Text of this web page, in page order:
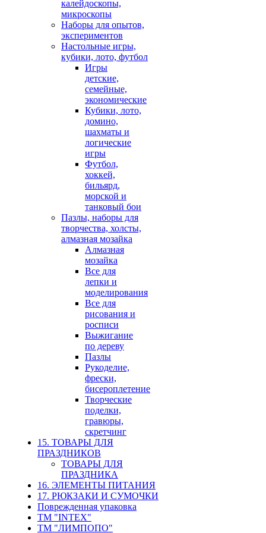
калейдоскопы,
микроскопы
Наборы для опытов,
экспериментов
Настольные игры,
кубики, лото, футбол
Игры
детские,
семейные,
экономические
Кубики, лото,
домино,
шахматы и
логические
игры
Футбол,
хоккей,
бильярд,
морской и
танковый бои
Пазлы, наборы для
творчества, холсты,
алмазная мозайка
Алмазная
мозайка
Все для
лепки и
моделирования
Все для
рисования и
росписи
Выжигание
по дереву
Пазлы
Рукоделие,
фрески,
бисероплетение
Творческие
поделки,
гравюры,
скретчинг
15. ТОВАРЫ ДЛЯ
ПРАЗДНИКОВ
ТОВАРЫ ДЛЯ
ПРАЗДНИКА
16. ЭЛЕМЕНТЫ ПИТАНИЯ
17. РЮКЗАКИ И СУМОЧКИ
Поврежденная упаковка
ТМ "INTEX"
ТМ "ЛИМПОПО"